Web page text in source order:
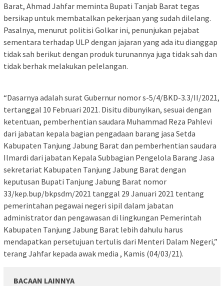
Barat, Ahmad Jahfar meminta Bupati Tanjab Barat tegas
bersikap untuk membatalkan pekerjaan yang sudah dilelang.
Pasalnya, menurut politisi Golkar ini, penunjukan pejabat
sementara terhadap ULP dengan jajaran yang ada itu dianggap
tidak sah berikut dengan produk turunannya juga tidak sah dan
tidak berhak melakukan pelelangan.
“Dasarnya adalah surat Gubernur nomor s-5/4/BKD-3.3/II/2021,
tertanggal 10 Februari 2021. Disitu dibunyikan, sesuai dengan
ketentuan, pemberhentian saudara Muhammad Reza Pahlevi
dari jabatan kepala bagian pengadaan barang jasa Setda
Kabupaten Tanjung Jabung Barat dan pemberhentian saudara
Ilmardi dari jabatan Kepala Subbagian Pengelola Barang Jasa
sekretariat Kabupaten Tanjung Jabung Barat dengan
keputusan Bupati Tanjung Jabung Barat nomor
33/kep.bup/bkpsdm/2021 tanggal 29 Januari 2021 tentang
pemerintahan pegawai negeri sipil dalam jabatan
administrator dan pengawasan di lingkungan Pemerintah
Kabupaten Tanjung Jabung Barat lebih dahulu harus
mendapatkan persetujuan tertulis dari Menteri Dalam Negeri,”
terang Jahfar kepada awak media , Kamis (04/03/21).
BACAAN LAINNYA